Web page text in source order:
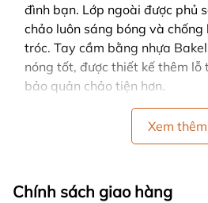
đình bạn. Lớp ngoài được phủ
chảo luôn sáng bóng và chống
tróc. Tay cầm bằng nhựa
nóng tốt, được thiết kế thêm lỗ
bảo quản chảo tiện hơn.
Xem thêm
Chính sách giao hàng